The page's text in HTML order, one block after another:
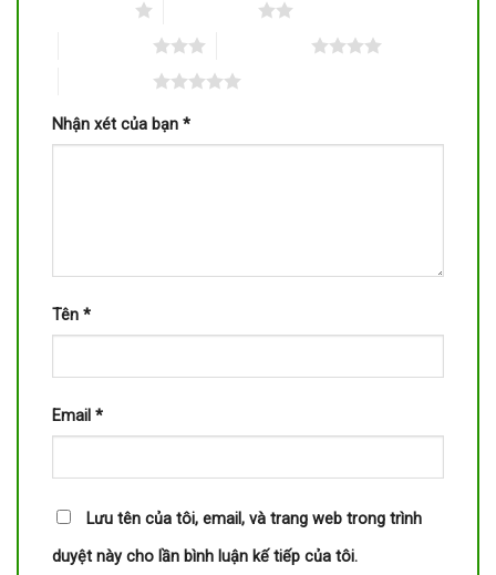
Nhận xét của bạn *
Tên *
Email *
Lưu tên của tôi, email, và trang web trong trình
duyệt này cho lần bình luận kế tiếp của tôi.